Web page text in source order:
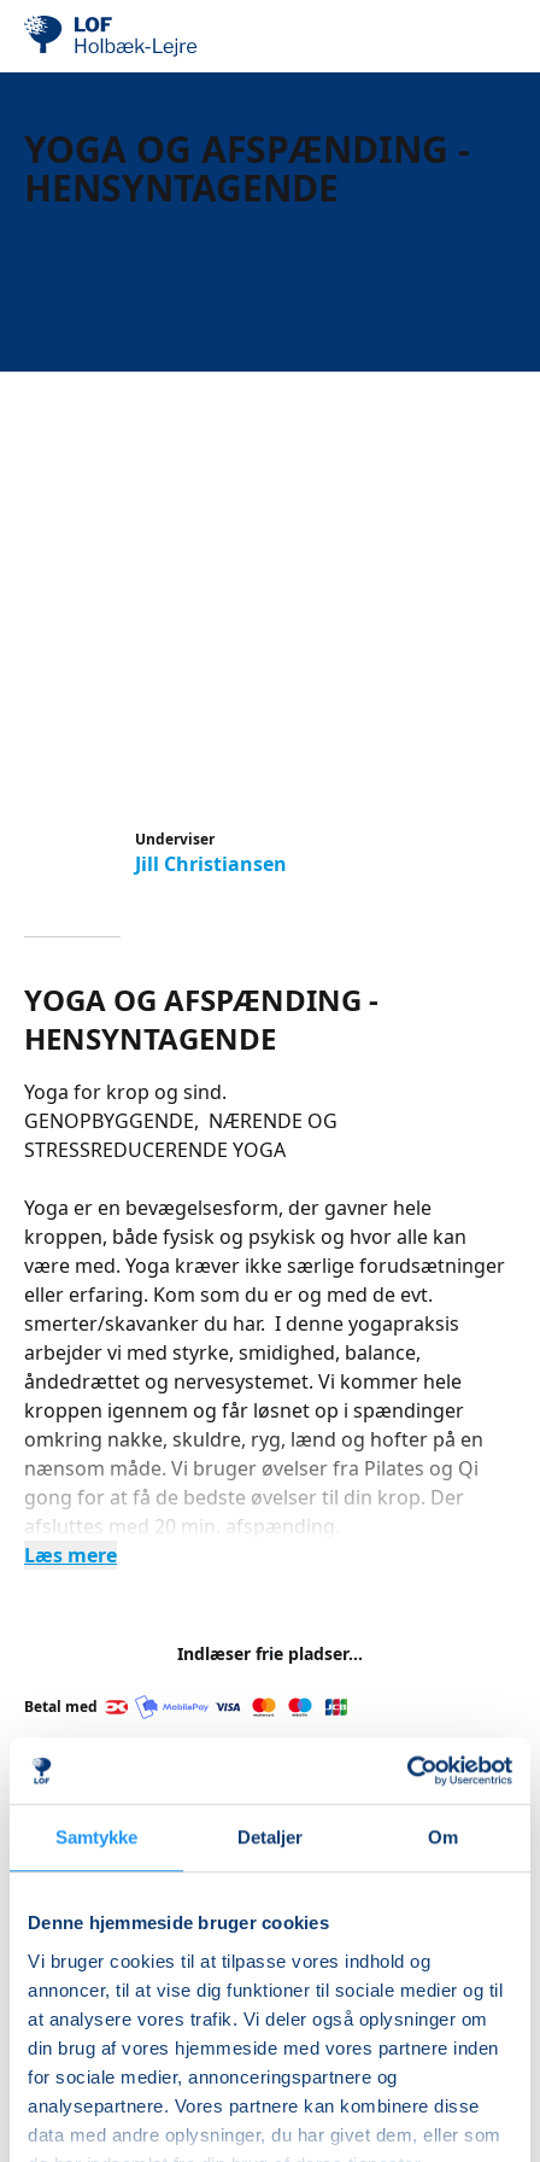
Samtykke Detaljer Om
Denne hjemmeside bruger cookies
Vi bruger cookies til at tilpasse vores indhold og
annoncer, til at vise dig funktioner til sociale medier og til
at analysere vores trafik. Vi deler også oplysninger om
din brug af vores hjemmeside med vores partnere inden
for sociale medier, annonceringspartnere og
analysepartnere. Vores partnere kan kombinere disse
data med andre oplysninger, du har givet dem, eller som
YOGA OG AFSPÆNDING -
HENSYNTAGENDE
Underviser
Jill Christiansen
YOGA OG AFSPÆNDING -
HENSYNTAGENDE
Yoga for krop og sind.
GENOPBYGGENDE, NÆRENDE OG
STRESSREDUCERENDE YOGA
Yoga er en bevægelsesform, der gavner hele
kroppen, både fysisk og psykisk og hvor alle kan
være med. Yoga kræver ikke særlige forudsætninger
eller erfaring. Kom som du er og med de evt.
smerter/skavanker du har. I denne yogapraksis
arbejder vi med styrke, smidighed, balance,
åndedrættet og nervesystemet. Vi kommer hele
kroppen igennem og får løsnet op i spændinger
omkring nakke, skuldre, ryg, lænd og hofter på en
nænsom måde. Vi bruger øvelser fra Pilates og Qi
gong for at få de bedste øvelser til din krop. Der
afsluttes med 20 min. afspænding.
Læs mere
Indlæser frie pladser...
Betal med
Priser
Hensyntagende
Nummer
462224
Første mødegang